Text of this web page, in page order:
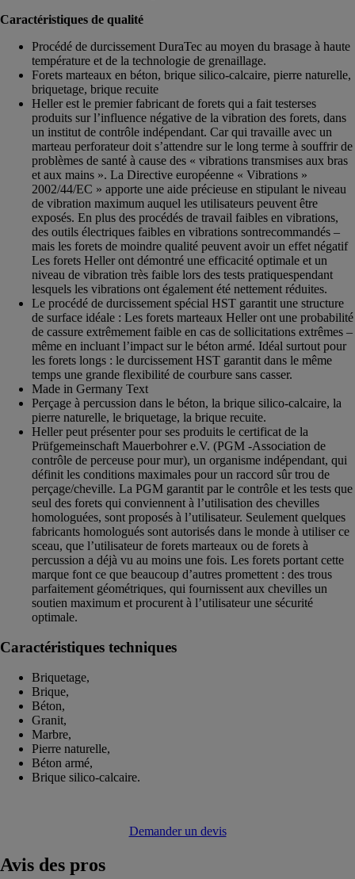
Caractéristiques de qualité
Procédé de durcissement DuraTec au moyen du brasage à haute
température et de la technologie de grenaillage.
Forets marteaux en béton, brique silico-calcaire, pierre naturelle,
briquetage, brique recuite
Heller est le premier fabricant de forets qui a fait testerses
produits sur l’influence négative de la vibration des forets, dans
un institut de contrôle indépendant. Car qui travaille avec un
marteau perforateur doit s’attendre sur le long terme à souffrir de
problèmes de santé à cause des « vibrations transmises aux bras
et aux mains ». La Directive européenne « Vibrations »
2002/44/EC » apporte une aide précieuse en stipulant le niveau
de vibration maximum auquel les utilisateurs peuvent être
exposés. En plus des procédés de travail faibles en vibrations,
des outils électriques faibles en vibrations sontrecommandés –
mais les forets de moindre qualité peuvent avoir un effet négatif
Les forets Heller ont démontré une efficacité optimale et un
niveau de vibration très faible lors des tests pratiquespendant
lesquels les vibrations ont également été nettement réduites.
Le procédé de durcissement spécial HST garantit une structure
de surface idéale : Les forets marteaux Heller ont une probabilité
de cassure extrêmement faible en cas de sollicitations extrêmes –
même en incluant l’impact sur le béton armé. Idéal surtout pour
les forets longs : le durcissement HST garantit dans le même
temps une grande flexibilité de courbure sans casser.
Made in Germany Text
Perçage à percussion dans le béton, la brique silico-calcaire, la
pierre naturelle, le briquetage, la brique recuite.
Heller peut présenter pour ses produits le certificat de la
Prüfgemeinschaft Mauerbohrer e.V. (PGM -Association de
contrôle de perceuse pour mur), un organisme indépendant, qui
définit les conditions maximales pour un raccord sûr trou de
perçage/cheville. La PGM garantit par le contrôle et les tests que
seul des forets qui conviennent à l’utilisation des chevilles
homologuées, sont proposés à l’utilisateur. Seulement quelques
fabricants homologués sont autorisés dans le monde à utiliser ce
sceau, que l’utilisateur de forets marteaux ou de forets à
percussion a déjà vu au moins une fois. Les forets portant cette
marque font ce que beaucoup d’autres promettent : des trous
parfaitement géométriques, qui fournissent aux chevilles un
soutien maximum et procurent à l’utilisateur une sécurité
optimale.
Caractéristiques techniques
Briquetage,
Brique,
Béton,
Granit,
Marbre,
Pierre naturelle,
Béton armé,
Brique silico-calcaire.
Demander un devis
Avis des pros